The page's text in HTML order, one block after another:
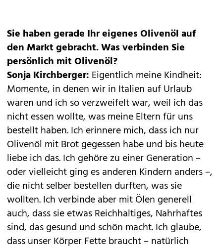
Sie haben gerade Ihr eigenes Olivenöl auf
den Markt gebracht. Was verbinden Sie
persönlich mit Olivenöl?
Sonja Kirchberger: Eigentlich meine Kindheit:
Momente, in denen wir in Italien auf Urlaub
waren und ich so verzweifelt war, weil ich das
nicht essen wollte, was meine Eltern für uns
bestellt haben. Ich erinnere mich, dass ich nur
Olivenöl mit Brot gegessen habe und bis heute
liebe ich das. Ich gehöre zu einer Generation –
oder vielleicht ging es anderen Kindern anders –,
die nicht selber bestellen durften, was sie
wollten. Ich verbinde aber mit Ölen generell
auch, dass sie etwas Reichhaltiges, Nahrhaftes
sind, das gesund und schön macht. Ich glaube,
dass unser Körper Fette braucht – natürlich